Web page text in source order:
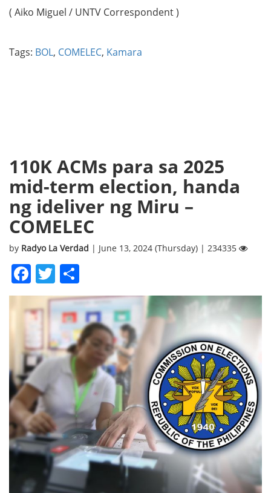
( Aiko Miguel / UNTV Correspondent )
Tags: BOL, COMELEC, Kamara
110K ACMs para sa 2025
mid-term election, handa
ng ideliver ng Miru –
COMELEC
by Radyo La Verdad | June 13, 2024 (Thursday) | 234335
Facebook
Twitter